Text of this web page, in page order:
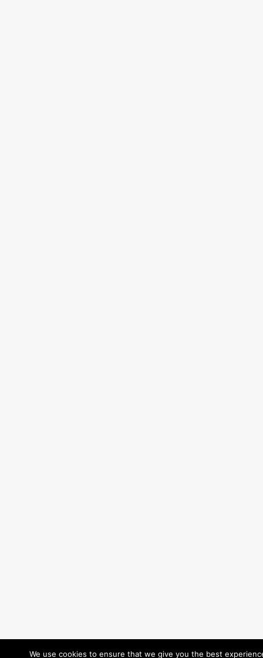
We use cookies to ensure that we give you the best